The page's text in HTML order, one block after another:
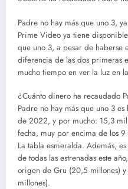
Padre no hay más que uno 3,
Prime Video ya tiene
que uno 3, a pesar de haberse
diferencia de las dos primeras
mucho tiempo en ver la luz en
¿Cuánto dinero ha recaudado
Padre no hay más que uno 3
de 2022, y por mucho: 15,3
fecha, muy por encima de los 9
La tabla esmeralda. Además,
de todas las estrenadas este
origen de Gru (20,5 millones) y
millones).